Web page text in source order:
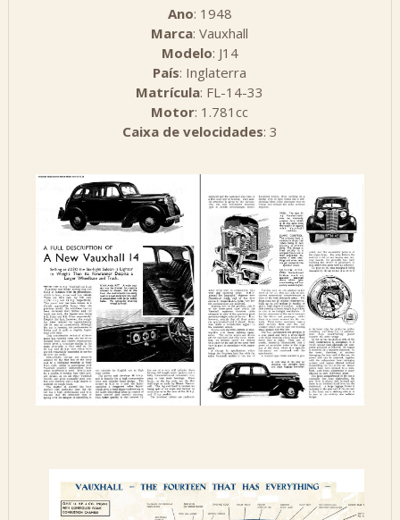
Ano: 1948
Marca: Vauxhall
Modelo: J14
País: Inglaterra
Matrícula: FL-14-33
Motor: 1.781cc
Caixa de velocidades: 3